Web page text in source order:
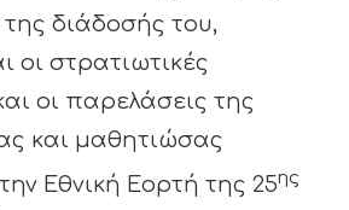
διάδοσής του,
οι στρατιωτικές
οι παρελάσεις της
και μαθητιώσας
Εθνική Εορτή της 25ης